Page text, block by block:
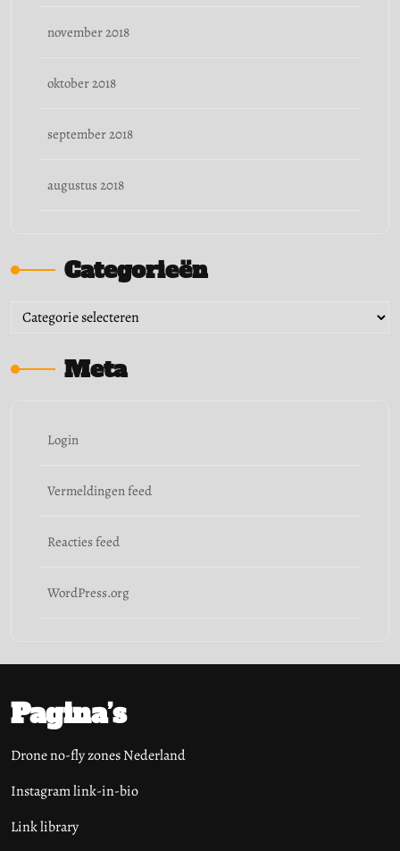
november 2018
oktober 2018
september 2018
augustus 2018
Categorieën
Categorieën
Meta
Login
Vermeldingen feed
Reacties feed
WordPress.org
Pagina’s
Drone no-fly zones Nederland
Instagram link-in-bio
Link library